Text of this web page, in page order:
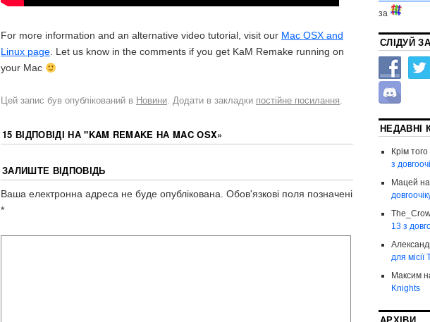
For more information and an alternative video tutorial, visit our Mac OSX and
Linux page. Let us know in the comments if you get KaM Remake running on
your Mac
Цей запис був опублікований в Новини. Додати в закладки постійне посилання.
15 ВІДПОВІДІ НА "KAM REMAKE НА MAC OSX»
ЗАЛИШТЕ ВІДПОВІДЬ
Ваша електронна адреса не буде опублікована. Обов'язкові поля позначені
*
за
СЛІДУЙ
НЕДАВНІ
Крім того
з
Мацей
13 з
для місії
Максим
Knights
АРХІВИ